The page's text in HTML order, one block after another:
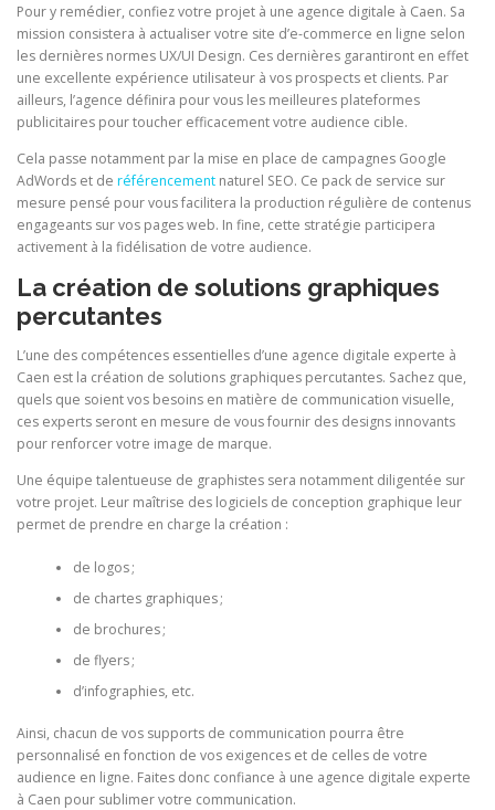
Pour y remédier, confiez votre projet à une agence digitale à Caen. Sa
mission consistera à actualiser votre site d’e-commerce en ligne selon
les dernières normes UX/UI Design. Ces dernières garantiront en effet
une excellente expérience utilisateur à vos prospects et clients. Par
ailleurs, l’agence définira pour vous les meilleures plateformes
publicitaires pour toucher efficacement votre audience cible.
Cela passe notamment par la mise en place de campagnes Google
AdWords et de référencement naturel SEO. Ce pack de service sur
mesure pensé pour vous facilitera la production régulière de contenus
engageants sur vos pages web. In fine, cette stratégie participera
activement à la fidélisation de votre audience.
La création de solutions graphiques
percutantes
L’une des compétences essentielles d’une agence digitale experte à
Caen est la création de solutions graphiques percutantes. Sachez que,
quels que soient vos besoins en matière de communication visuelle,
ces experts seront en mesure de vous fournir des designs innovants
pour renforcer votre image de marque.
Une équipe talentueuse de graphistes sera notamment diligentée sur
votre projet. Leur maîtrise des logiciels de conception graphique leur
permet de prendre en charge la création :
de logos ;
de chartes graphiques ;
de brochures ;
de flyers ;
d’infographies, etc.
Ainsi, chacun de vos supports de communication pourra être
personnalisé en fonction de vos exigences et de celles de votre
audience en ligne. Faites donc confiance à une agence digitale experte
à Caen pour sublimer votre communication.